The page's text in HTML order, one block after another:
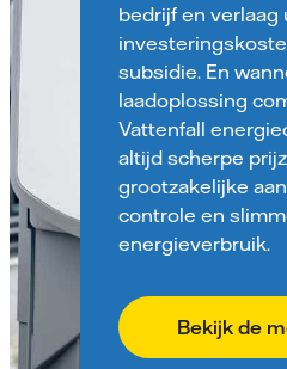
bedrijf en verlaag
subsidie. En
laadoplossing
Vattenfall
altijd scherpe
grootzakelijke
controle en
energieverbruik.
Bekijk de